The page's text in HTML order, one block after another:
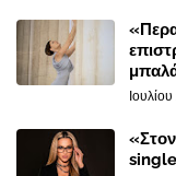
single